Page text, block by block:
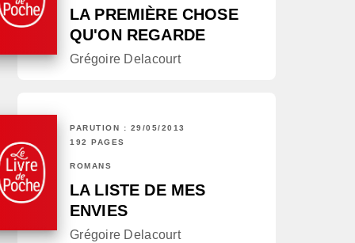
LA PREMIÈRE CHOSE
QU'ON REGARDE
Grégoire Delacourt
PARUTION : 29/05/2013
192 PAGES
ROMANS
LA LISTE DE MES
ENVIES
Grégoire Delacourt